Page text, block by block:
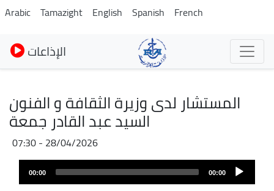
Skip
to
main
content
Arabic Tamazight English Spanish French
الإذاعات
المستشار لدى وزيرة الثقافة و الفنون
السيد عبد القادر جمعة
28/04/2026 - 07:30
Fichier
audio
00:00
00:00